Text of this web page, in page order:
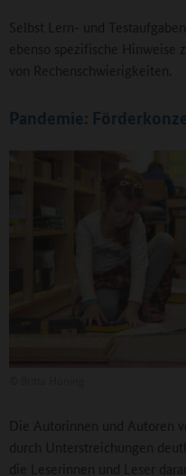
Selbst Lern- und
ebenso spezifische Hinweise
von Rechenschwierigkeiten.
Pandemie:
Die Autorinnen und Autoren
durch Unterstreichungen
die Leserinnen und Leser